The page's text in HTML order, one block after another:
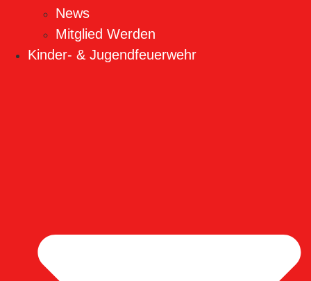
News
Mitglied Werden
Kinder- & Jugendfeuerwehr